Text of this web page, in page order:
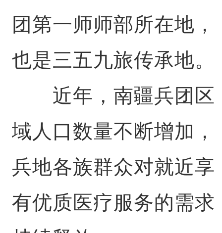
团第一师师部所在地，
也是三五九旅传承地。
近年，南疆兵团区
域人口数量不断增加，
兵地各族群众对就近享
有优质医疗服务的需求